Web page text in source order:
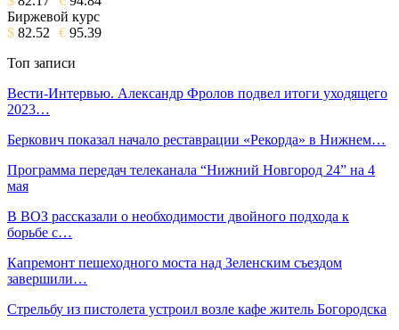
Биржевой курс
$ 82.52 € 95.39
Топ записи
Вести-Интервью. Александр Фролов подвел итоги уходящего
2023…
Беркович показал начало реставрации «Рекорда» в Нижнем…
Программа передач телеканала “Нижний Новгород 24” на 4
мая
В ВОЗ рассказали о необходимости двойного подхода к
борьбе с…
Капремонт пешеходного моста над Зеленским съездом
завершили…
Стрельбу из пистолета устроил возле кафе житель Богородска